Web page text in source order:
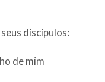
discípulos:
de mim